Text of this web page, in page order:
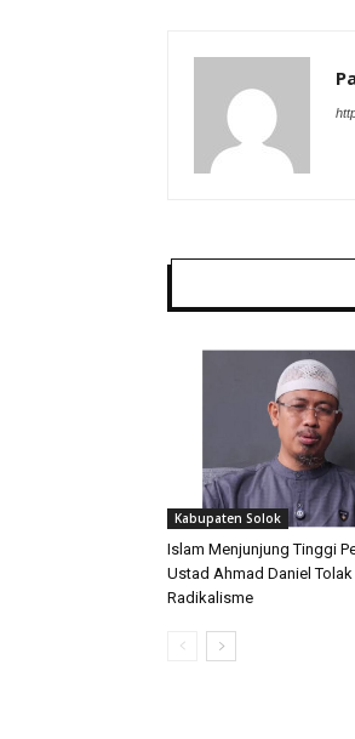
Kabupaten Solok
Islam Menjunjung Tinggi
Ustad Ahmad Daniel Tolak
Radikalisme